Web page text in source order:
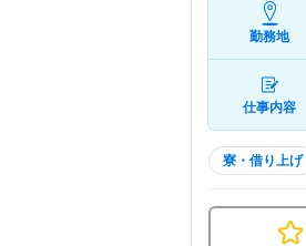
勤務地
仕事内容
寮・借り上げ